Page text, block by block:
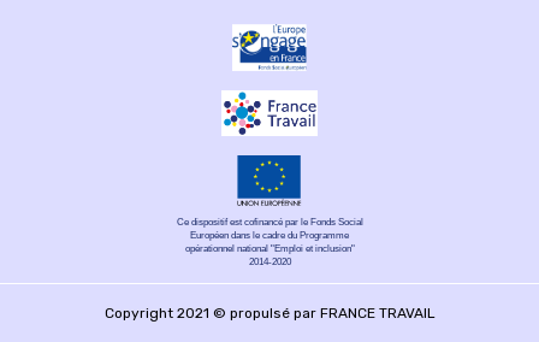
Ce dispositif est cofinancé par le Fonds Social
Européen dans le cadre du Programme
opérationnel national "Emploi et inclusion"
2014-2020
Copyright 2021 © propulsé par FRANCE TRAVAIL